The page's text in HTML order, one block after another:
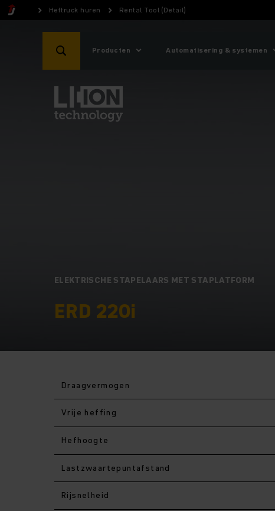
Heftruck huren Rental Tool (Detail)
Producten Automatisering & systemen
ELEKTRISCHE STAPELAARS MET STAPLATFORM
ERD 220i
Draagvermogen
Vrije heffing
Hefhoogte
Lastzwaartepuntafstand
Rijsnelheid